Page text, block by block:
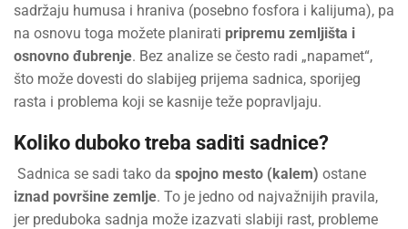
sadržaju humusa i hraniva (posebno fosfora i kalijuma), pa
na osnovu toga možete planirati pripremu zemljišta i
osnovno đubrenje. Bez analize se često radi „napamet“,
što može dovesti do slabijeg prijema sadnica, sporijeg
rasta i problema koji se kasnije teže popravljaju.
Koliko duboko treba saditi sadnice?
Sadnica se sadi tako da spojno mesto (kalem) ostane
iznad površine zemlje. To je jedno od najvažnijih pravila,
jer preduboka sadnja može izazvati slabiji rast, probleme